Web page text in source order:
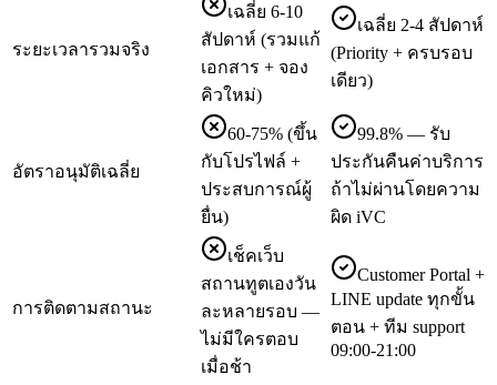
ระยะเวลารวมจริง
เฉลี่ย 6-10
สัปดาห์ (รวมแก้
เอกสาร + จอง
คิวใหม่)
เฉลี่ย 2-4 สัปดาห์
(Priority + ครบรอบ
เดียว)
อัตราอนุมัติเฉลี่ย
60-75% (ขึ้น
กับโปรไฟล์ +
ประสบการณ์ผู้
ยื่น)
99.8% — รับ
ประกันคืนค่าบริการ
ถ้าไม่ผ่านโดยความ
ผิด iVC
การติดตามสถานะ
เช็คเว็บ
สถานทูตเองวัน
ละหลายรอบ —
ไม่มีใครตอบ
เมื่อช้า
Customer Portal +
LINE update ทุกขั้น
ตอน + ทีม support
09:00-21:00